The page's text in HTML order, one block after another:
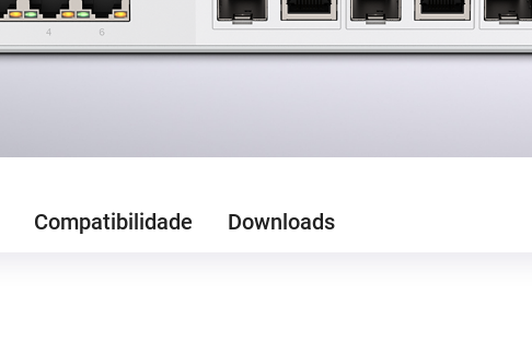
Compatibilidade Downloads